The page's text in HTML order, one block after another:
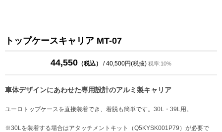
トップケースキャリア MT-07
44,550 （税込） / 40,500円(税抜) 税率:10%
車体デザインにあわせた専用設計のアルミ製キャリア
ユーロトップケースを直接装着でき、着脱も簡単です。30L・39L用。
※30Lを装着する場合はアタッチメントキット（Q5KYSK001P79）が必要で